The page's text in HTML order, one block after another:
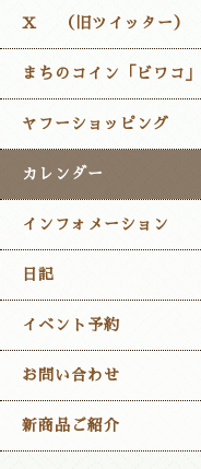
X （旧ツイッター）
まちのコイン「ビワコ」
ヤフーショッピング
カレンダー
インフォメーション
日記
イベント予約
お問い合わせ
新商品ご紹介